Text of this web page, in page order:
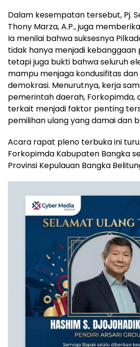
Dalam kesempatan tersebut, Pj.
Thony Marza, A.P., juga
Ia menilai bahwa suksesnya
tidak hanya menjadi kebanggaan
tetapi juga bukti bahwa seluruh
mampu menjaga kondusifitas
demokrasi. Menurutnya, kerja
pemerintah daerah, Forkopimda,
terkait menjadi faktor penting
pemilihan ulang yang damai dan
Acara rapat pleno terbuka ini
Forkopimda Kabupaten Bangka
Provinsi Kepulauan Bangka